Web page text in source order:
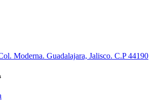
Moderna. Guadalajara, Jalisco. C.P 44190